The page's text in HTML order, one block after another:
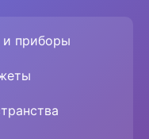
и приборы